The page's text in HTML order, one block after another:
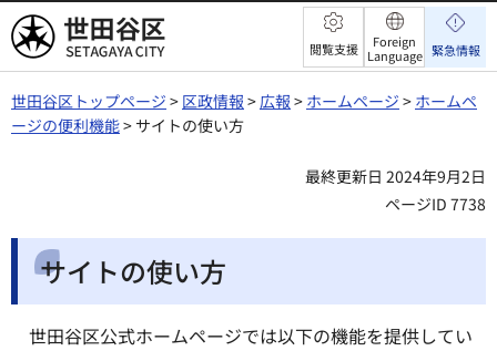
世田谷区 閲覧支援
Foreign
Language 緊急情報
世田谷区トップページ > 区政情報 >広報 > ホームページ > ホームペ
ージの便利機能> サイトの使い方
最終更新日 2024年9月2日
ページID 7738
サイトの使い方
世田谷区公式ホームページでは以下の機能を提供してい